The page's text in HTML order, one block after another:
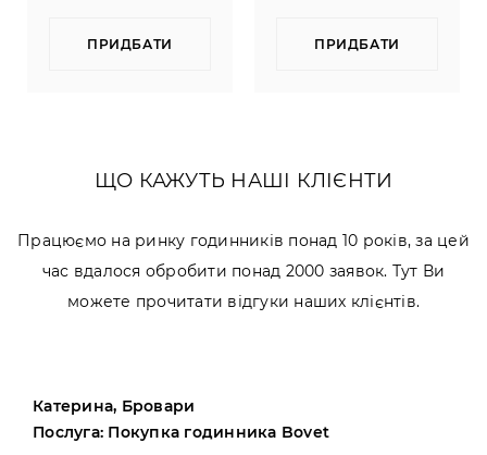
ПРИДБАТИ ПРИДБАТИ
ЩО КАЖУТЬ НАШІ КЛІЄНТИ
Працюємо на ринку годинників понад 10 років, за цей
час вдалося обробити понад 2000 заявок. Тут Ви
можете прочитати відгуки наших клієнтів.
Катерина, Бровари
Послуга: Покупка годинника Bovet